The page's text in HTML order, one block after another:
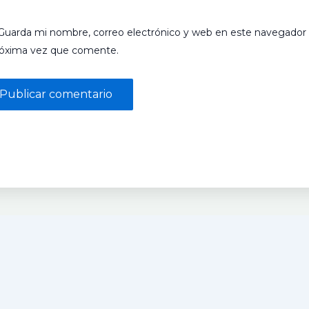
mi nombre, correo electrónico y web en este navegador
vez que comente.